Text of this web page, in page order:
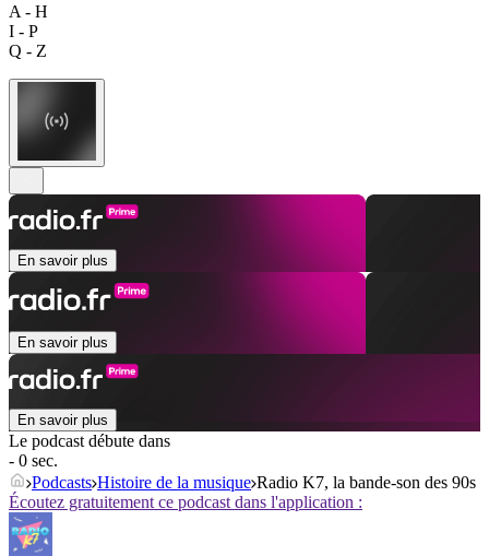
A - H
I - P
Q - Z
En savoir plus
En savoir plus
En savoir plus
Le podcast débute dans
- 0 sec.
Podcasts Histoire de la musique Radio K7, la bande-son des 90s
Écoutez gratuitement ce podcast dans l'application :